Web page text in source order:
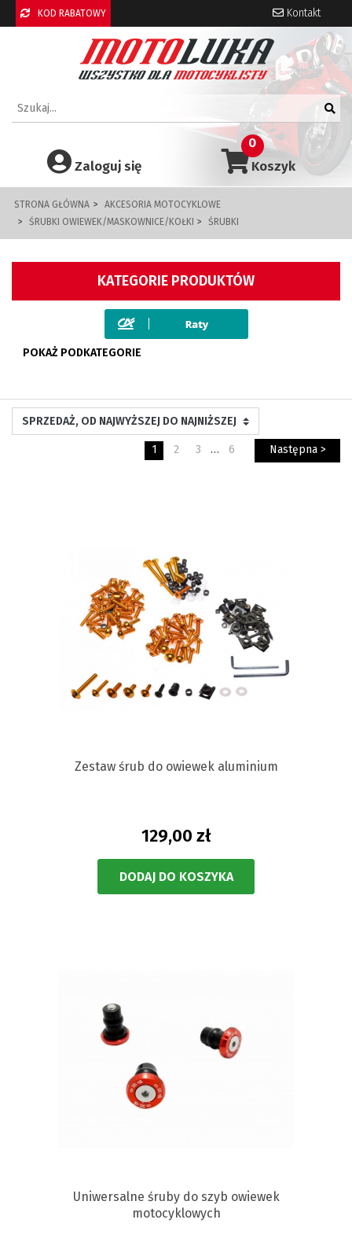
KOD RABATOWY Kontakt
Koszyk
0
Zaloguj się
STRONA GŁÓWNA
AKCESORIA MOTOCYKLOWE
ŚRUBKI OWIEWEK/MASKOWNICE/KOŁKI
ŚRUBKI
KATEGORIE PRODUKTÓW
POKAŻ PODKATEGORIE
1 2 3 … 6 Następna >
Zestaw śrub do owiewek aluminium
129,00 zł
DODAJ DO KOSZYKA
Uniwersalne śruby do szyb owiewek
motocyklowych